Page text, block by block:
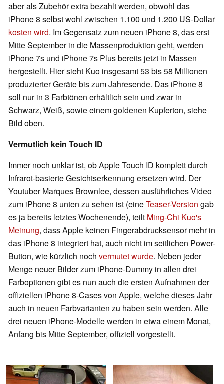
aber als Zubehör extra bezahlt werden, obwohl das
iPhone 8 selbst wohl zwischen 1.100 und 1.200 US-Dollar
kosten wird. Im Gegensatz zum neuen iPhone 8, das erst
Mitte September in die Massenproduktion geht, werden
iPhone 7s und iPhone 7s Plus bereits jetzt in Massen
hergestellt. Hier sieht Kuo insgesamt 53 bis 58 Millionen
produzierter Geräte bis zum Jahresende. Das iPhone 8
soll nur in 3 Farbtönen erhältlich sein und zwar in
Schwarz, Weiß, sowie einem goldenen Kupferton, siehe
Bild oben.
Vermutlich kein Touch ID
Immer noch unklar ist, ob Apple Touch ID komplett durch
Infrarot-basierte Gesichtserkennung ersetzen wird. Der
Youtuber Marques Brownlee, dessen ausführliches Video
zum iPhone 8 unten zu sehen ist (eineTeaser-Version gab
es ja bereits letztes Wochenende), teilt Ming-Chi Kuo's
Meinung, dass Apple keinen Fingerabdrucksensor mehr in
das iPhone 8 integriert hat, auch nicht im seitlichen Power-
Button, wie kürzlich noch vermutet wurde. Neben jeder
Menge neuer Bilder zum iPhone-Dummy in allen drei
Farboptionen gibt es nun auch die ersten Aufnahmen der
offiziellen iPhone 8-Cases von Apple, welche dieses Jahr
auch in neuen Farbvarianten zu haben sein werden. Alle
drei neuen iPhone-Modelle werden in etwa einem Monat,
Anfang bis Mitte September, offiziell vorgestellt.